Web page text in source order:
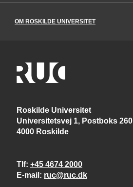
OM ROSKILDE UNIVERSITET
Roskilde Universitet
Universitetsvej 1, Postboks 260
4000 Roskilde
Tlf +45 4674 2000
E-mail
ruc@ruc.dk